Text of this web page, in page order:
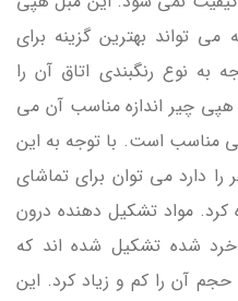
می تواند بهترین گزینه برای
به نوع رنگبندی اتاق آن را
چیر اندازه مناسب آن می
مناسب است. با توجه به این
دارد می توان برای تماشای
کرد. مواد تشکیل دهنده درون
شده تشکیل شده اند که
آن را کم و زیاد کرد. این